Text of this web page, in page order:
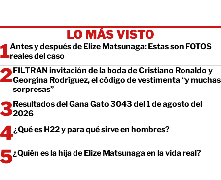
LO MÁS VISTO
Antes y después de Elize Matsunaga: Estas son FOTOS
reales del caso
FILTRAN invitación de la boda de Cristiano Ronaldo y
Georgina Rodríguez, el código de vestimenta “y muchas
sorpresas”
Resultados del Gana Gato 3043 del 1 de agosto del
2026
¿Qué es H22 y para qué sirve en hombres?
¿Quién es la hija de Elize Matsunaga en la vida real?